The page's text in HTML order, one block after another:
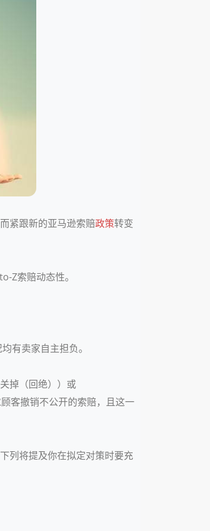
紧跟新的亚马逊索赔政策转变
Z索赔动态性。
有卖家自主担负。
掉（回绝））或
客撤销不公开的索赔，且这一
列将提及你在拟定对策时要充